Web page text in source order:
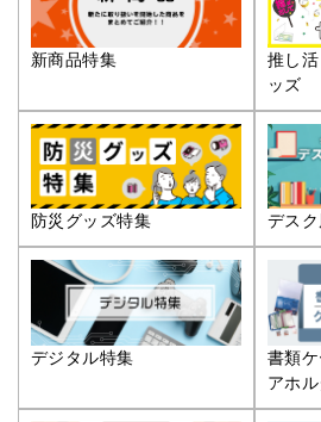
新商品特集
推し
ッズ
防災グッズ特集 デス
デジタル特集
書類
アホ